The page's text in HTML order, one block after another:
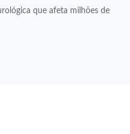
que afeta milhões de